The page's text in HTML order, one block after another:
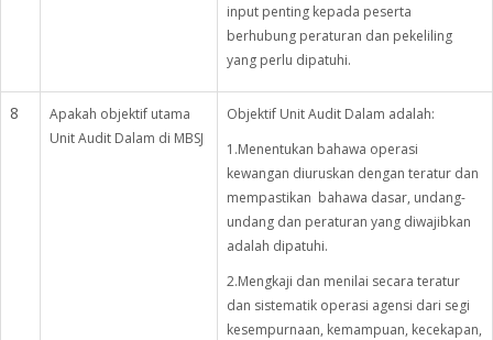
input penting kepada peserta
berhubung peraturan dan pekeliling
yang perlu dipatuhi.
8
Apakah objektif utama
Unit Audit Dalam di MBSJ
Objektif Unit Audit Dalam adalah:
1.Menentukan bahawa operasi
kewangan diuruskan dengan teratur dan
mempastikan bahawa dasar, undang-
undang dan peraturan yang diwajibkan
adalah dipatuhi.
2.Mengkaji dan menilai secara teratur
dan sistematik operasi agensi dari segi
kesempurnaan, kemampuan, kecekapan,